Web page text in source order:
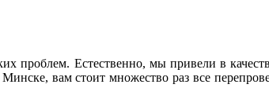
проблем. Естественно, мы привели в
вам стоит множество раз все